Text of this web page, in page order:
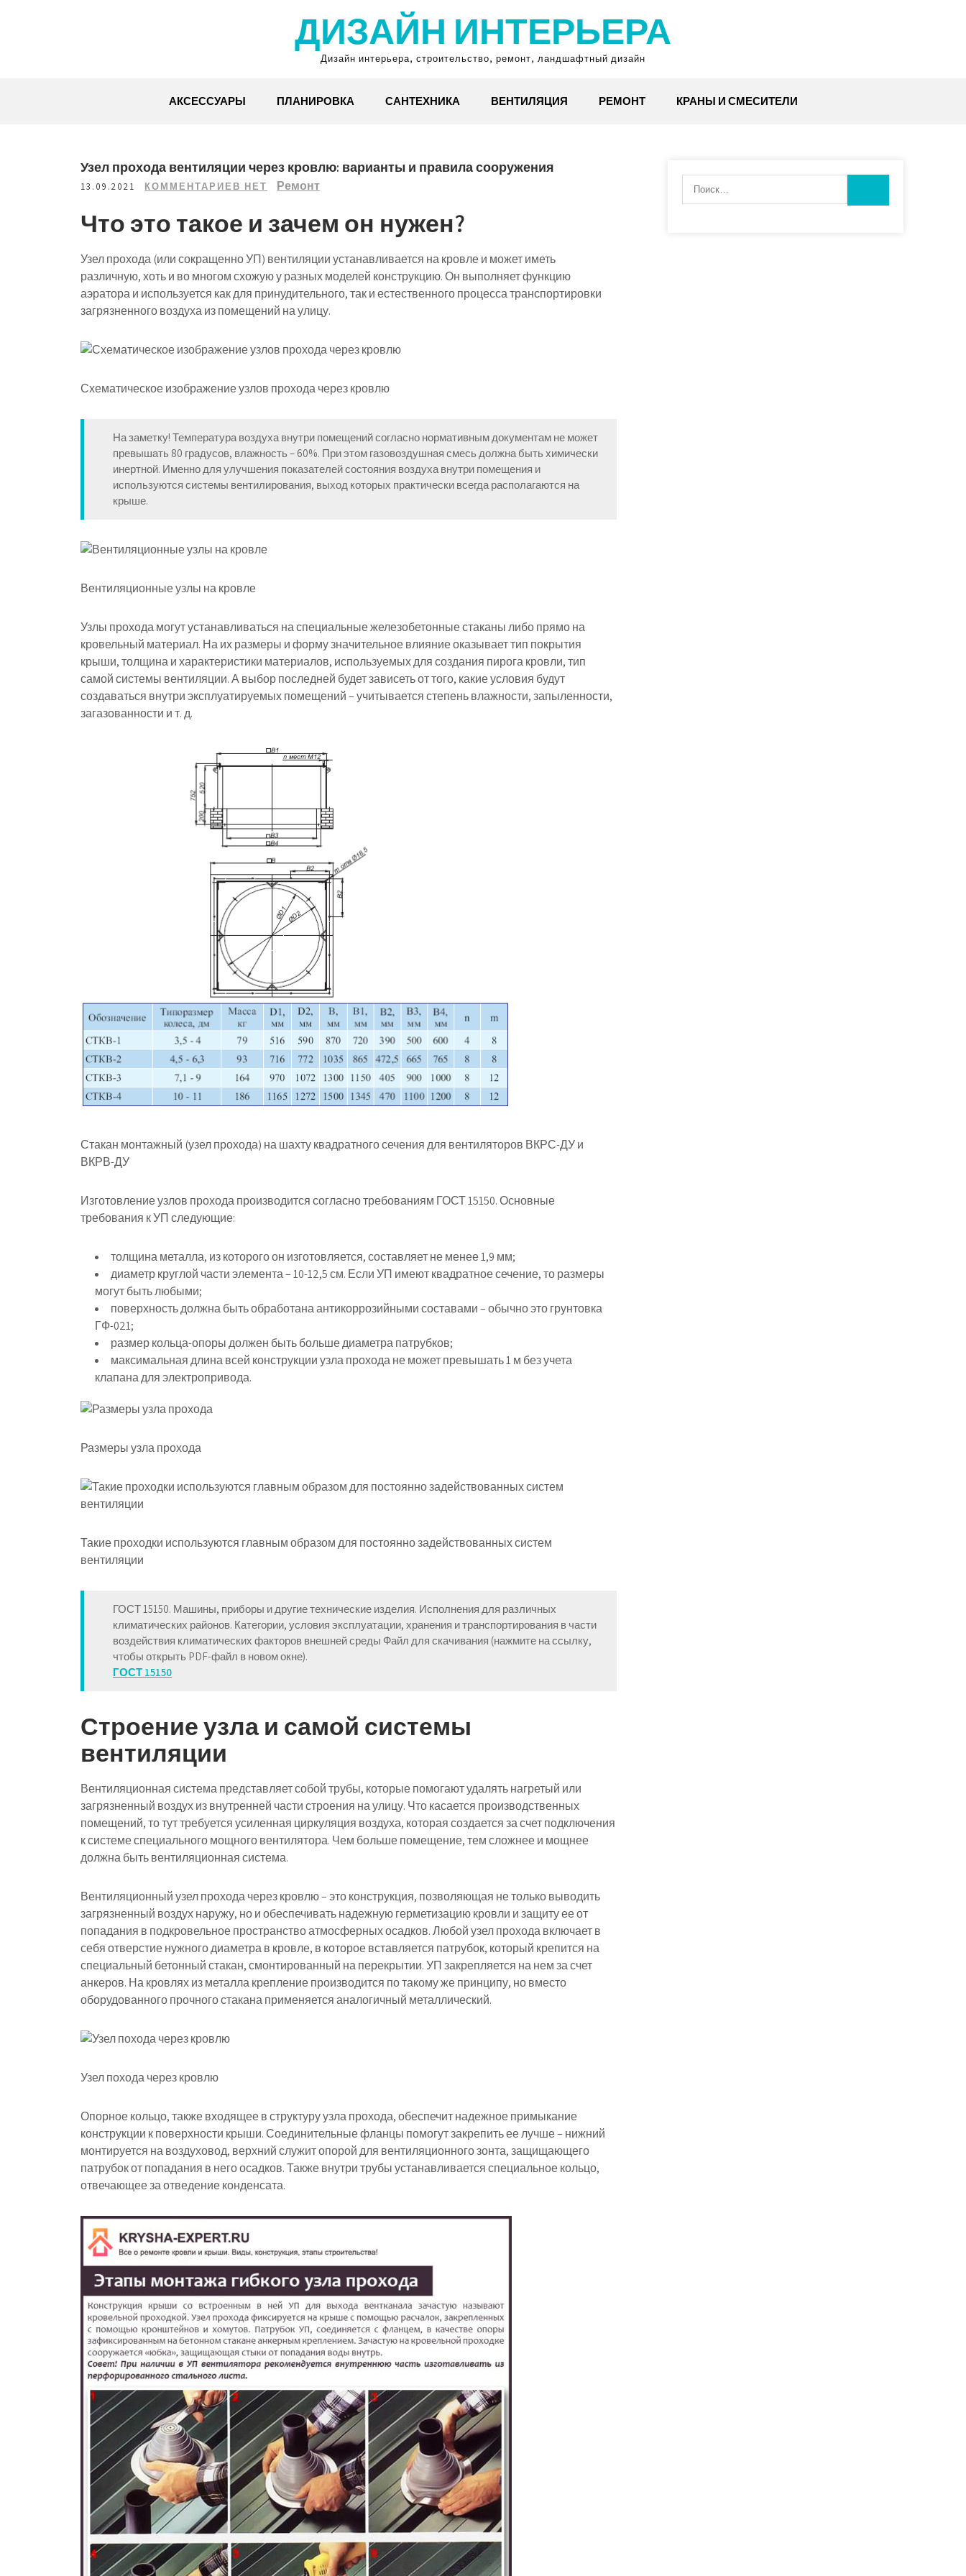
ДИЗАЙН ИНТЕРЬЕРА
Дизайн интерьера, строительство, ремонт, ландшафтный дизайн
АКСЕССУАРЫ ПЛАНИРОВКА САНТЕХНИКА ВЕНТИЛЯЦИЯ РЕМОНТ КРАНЫ И СМЕСИТЕЛИ
Узел прохода вентиляции через кровлю: варианты и правила сооружения
13.09.2021 КОММЕНТАРИЕВ НЕТ Ремонт
Что это такое и зачем он нужен?
Узел прохода (или сокращенно УП) вентиляции устанавливается на кровле и может иметь
различную, хоть и во многом схожую у разных моделей конструкцию. Он выполняет функцию
аэратора и используется как для принудительного, так и естественного процесса транспортировки
загрязненного воздуха из помещений на улицу.
Схематическое изображение узлов прохода через кровлю
На заметку! Температура воздуха внутри помещений согласно нормативным документам не может
превышать 80 градусов, влажность – 60%. При этом газовоздушная смесь должна быть химически
инертной. Именно для улучшения показателей состояния воздуха внутри помещения и
используются системы вентилирования, выход которых практически всегда располагаются на
крыше.
Вентиляционные узлы на кровле
Узлы прохода могут устанавливаться на специальные железобетонные стаканы либо прямо на
кровельный материал. На их размеры и форму значительное влияние оказывает тип покрытия
крыши, толщина и характеристики материалов, используемых для создания пирога кровли, тип
самой системы вентиляции. А выбор последней будет зависеть от того, какие условия будут
создаваться внутри эксплуатируемых помещений – учитывается степень влажности, запыленности,
загазованности и т. д.
Стакан монтажный (узел прохода) на шахту квадратного сечения для вентиляторов ВКРС-ДУ и
ВКРВ-ДУ
Изготовление узлов прохода производится согласно требованиям ГОСТ 15150. Основные
требования к УП следующие:
толщина металла, из которого он изготовляется, составляет не менее 1,9 мм;
диаметр круглой части элемента – 10-12,5 см. Если УП имеют квадратное сечение, то размеры
могут быть любыми;
поверхность должна быть обработана антикоррозийными составами – обычно это грунтовка
ГФ-021;
размер кольца-опоры должен быть больше диаметра патрубков;
максимальная длина всей конструкции узла прохода не может превышать 1 м без учета
клапана для электропривода.
Размеры узла прохода
Такие проходки используются главным образом для постоянно задействованных систем
вентиляции
ГОСТ 15150. Машины, приборы и другие технические изделия. Исполнения для различных
климатических районов. Категории, условия эксплуатации, хранения и транспортирования в части
воздействия климатических факторов внешней среды Файл для скачивания (нажмите на ссылку,
чтобы открыть PDF-файл в новом окне).
ГОСТ 15150
Строение узла и самой системы
вентиляции
Вентиляционная система представляет собой трубы, которые помогают удалять нагретый или
загрязненный воздух из внутренней части строения на улицу. Что касается производственных
помещений, то тут требуется усиленная циркуляция воздуха, которая создается за счет подключения
к системе специального мощного вентилятора. Чем больше помещение, тем сложнее и мощнее
должна быть вентиляционная система.
Вентиляционный узел прохода через кровлю – это конструкция, позволяющая не только выводить
загрязненный воздух наружу, но и обеспечивать надежную герметизацию кровли и защиту ее от
попадания в подкровельное пространство атмосферных осадков. Любой узел прохода включает в
себя отверстие нужного диаметра в кровле, в которое вставляется патрубок, который крепится на
специальный бетонный стакан, смонтированный на перекрытии. УП закрепляется на нем за счет
анкеров. На кровлях из металла крепление производится по такому же принципу, но вместо
оборудованного прочного стакана применяется аналогичный металлический.
Узел похода через кровлю
Опорное кольцо, также входящее в структуру узла прохода, обеспечит надежное примыкание
конструкции к поверхности крыши. Соединительные фланцы помогут закрепить ее лучше – нижний
монтируется на воздуховод, верхний служит опорой для вентиляционного зонта, защищающего
патрубок от попадания в него осадков. Также внутри трубы устанавливается специальное кольцо,
отвечающее за отведение конденсата.